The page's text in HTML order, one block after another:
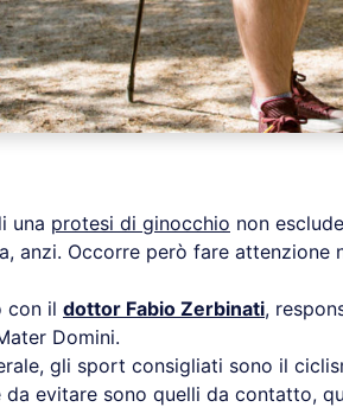
una protesi di ginocchio non
anzi. Occorre però fare attenzione
con il dottor Fabio Zerbinati,
Domini.
gli sport consigliati sono il
da evitare sono quelli da contatto,